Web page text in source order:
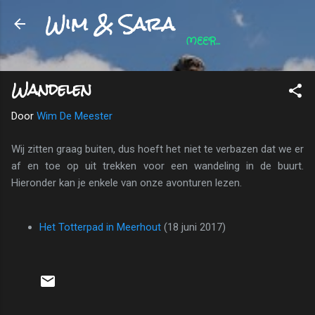
Doorgaan naar hoofdcontent
Wim & Sara MEER…
Wandelen
Door Wim De Meester
Wij zitten graag buiten, dus hoeft het niet te verbazen dat we er
af en toe op uit trekken voor een wandeling in de buurt.
Hieronder kan je enkele van onze avonturen lezen.
Het Totterpad in Meerhout (18 juni 2017)